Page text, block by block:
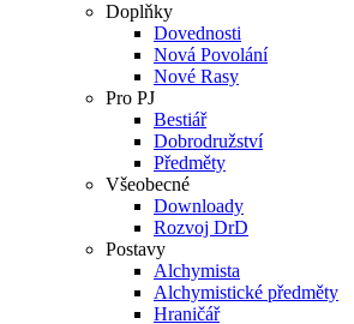
Doplňky
Dovednosti
Nová Povolání
Nové Rasy
Pro PJ
Bestiář
Dobrodružství
Předměty
Všeobecné
Downloady
Rozvoj DrD
Postavy
Alchymista
Alchymistické předměty
Hraničář